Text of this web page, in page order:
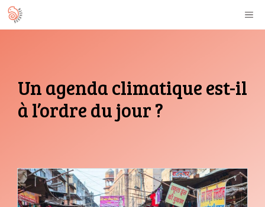
Aller
au
Un agenda climatique est-il
à l’ordre du jour ?